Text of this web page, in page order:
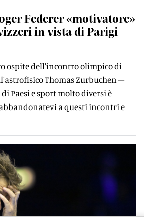
Federer «motivatore»
in vista di Parigi
ospite dell'incontro olimpico di
Thomas Zurbuchen –
Paesi e sport molto diversi è
a questi incontri e